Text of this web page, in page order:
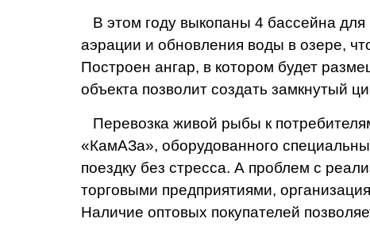
В этом году выкопа­ны 4 бассейна
аэрации и об­новления воды в озе­ре,
По­строен ангар, в кото­ром будет
объекта позволит создать замкнутый
Перевозка живой рыбы к
«КамА­За», оборудованного
поездку без стресса. А про­блем с
торговыми предприятиями,
Наличие оптовых покупа­телей